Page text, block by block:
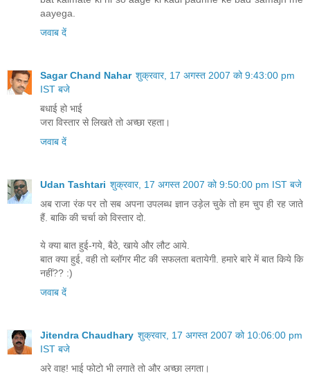
aayega.
जवाब दें
Sagar Chand Nahar शुक्रवार, 17 अगस्त 2007 को 9:43:00 pm
IST बजे
बधाई हो भाई
जरा विस्तार से लिखते तो अच्छा रहता।
जवाब दें
Udan Tashtari शुक्रवार, 17 अगस्त 2007 को 9:50:00 pm IST बजे
अब राजा रंक पर तो सब अपना उपलब्ध ज्ञान उड़ेल चुके तो हम चुप ही रह जाते
हैं. बाकि की चर्चा को विस्तार दो.
ये क्या बात हुई-गये, बैठे, खाये और लौट आये.
बात क्या हुई, वही तो ब्लॉगर मीट की सफलता बतायेगी. हमारे बारे में बात किये कि
नहीं?? :)
जवाब दें
Jitendra Chaudhary शुक्रवार, 17 अगस्त 2007 को 10:06:00 pm
IST बजे
अरे वाह! भाई फोटो भी लगाते तो और अच्छा लगता।